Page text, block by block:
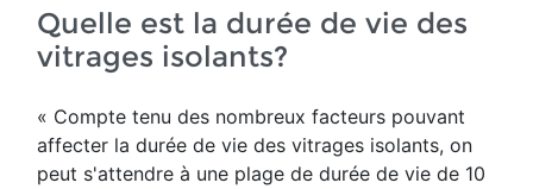
Quelle est la durée de vie des
vitrages isolants?
« Compte tenu des nombreux facteurs pouvant
affecter la durée de vie des vitrages isolants, on
peut s'attendre à une plage de durée de vie de 10